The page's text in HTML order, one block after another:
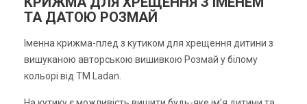
ТА ДАТОЮ РОЗМАЙ
Іменна крижма-плед з кутиком для хрещення дитини з
вишуканою авторською вишивкою Розмай у білому
кольорі від ТМ Ladan.